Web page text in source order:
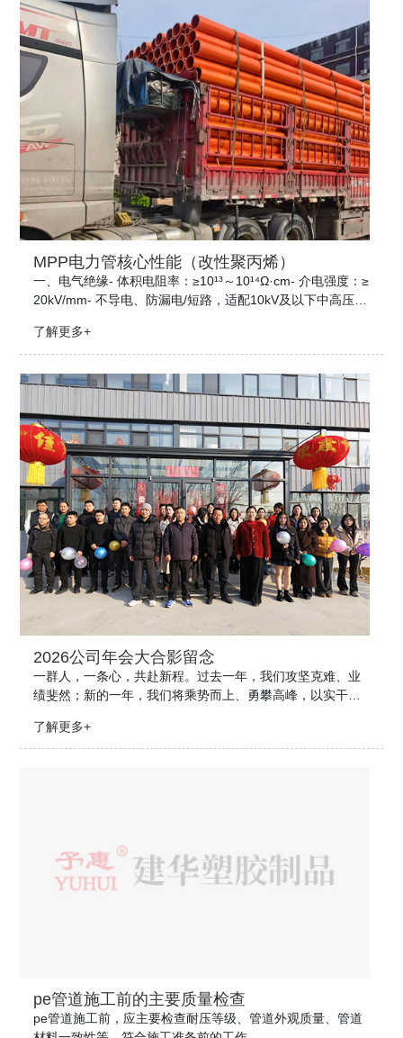
MPP电力管核心性能（改性聚丙烯）
一、电气绝缘- 体积电阻率：≥10¹³～10¹⁴Ω·cm​- 介电强度：≥
20kV/mm​- 不导电、防漏电/短路，适配10kV及以下中高压电
短期耐温：可达110℃（电缆短路瞬时）​- 维卡软化点：≥12
0℃​- 热...
了解更多+
2026公司年会大合影留念
一群人，一条心，共赴新程。过去一年，我们攻坚克难、业
绩斐然；新的一年，我们将乘势而上、勇攀高峰，以实干笃
了解更多+
pe管道施工前的主要质量检查
pe管道施工前，应主要检查耐压等级、管道外观质量、管道